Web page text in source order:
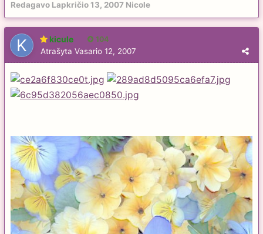
Redagavo Lapkričio 13, 2007 Nicole
kicule 104
Atrašyta Vasario 12, 2007